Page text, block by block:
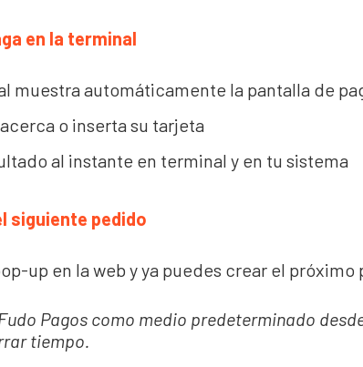
en la terminal
muestra automáticamente la pantalla de
o inserta su tarjeta
al instante en terminal y en tu sistema
siguiente pedido
up en la web y ya puedes crear el próximo
Pagos como medio predeterminado
tiempo.